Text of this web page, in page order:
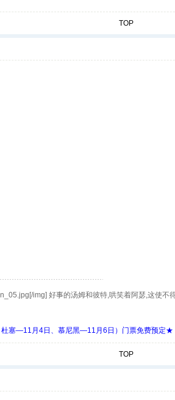
TOP
img] 好事的汤姆和彼特,哄笑着阿瑟,这使
塞—11月4日、慕尼黑—11月6日）门票免费预定★
TOP